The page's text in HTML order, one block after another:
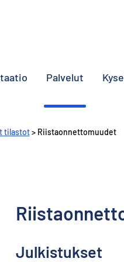
Palvelut
tilastot> Riistaonnettomuudet
Julkistukset